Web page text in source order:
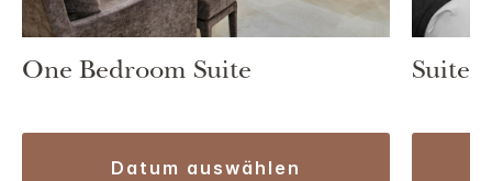
One Bedroom Suite
datum auswählen
Suite